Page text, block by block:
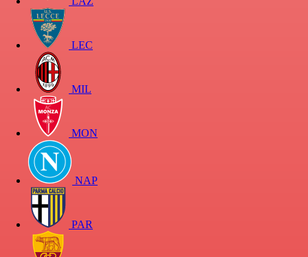
LEC
MIL
MON
NAP
PAR